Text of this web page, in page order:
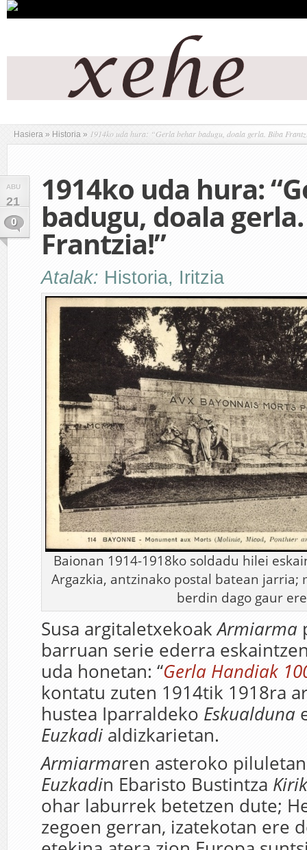
Hasiera » Historia » 1914ko uda hura: “Gerla behar badugu, doala gerla. Biba
ABU
21
0
1914ko uda hura:
badugu, doala
Frantzia!”
Atalak: Historia, Iritzia
Baionan 1914-1918ko soldadu hilei
Argazkia, antzinako postal batean
berdin dago gaur
Susa argitaletxekoakArmiarma
barruan serie ederra
uda honetan: “Gerla Handiak
kontatu zuten 1914tik 1918ra
hustea Iparraldeko Eskualduna
Euzkadi aldizkarietan.
Armiarmaren asteroko
Euzkadin Ebaristo Bustintza
ohar laburrek betetzen dute;
zegoen gerran, izatekotan ere